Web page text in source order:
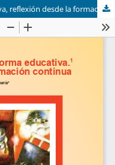
Implicaciones de la reforma educativa, reflexión desde la formación continua